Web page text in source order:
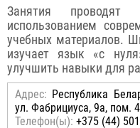
Занятия проводят
использованием
учебных материалов.
изучает язык «с
улучшить навыки для
Адрес: Республика
ул. Фабрициуса, 9а, пом.
Телефон(ы): +375 (44)